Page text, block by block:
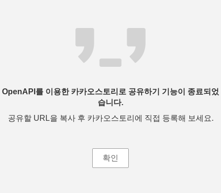
OpenAPI를 이용한 카카오스토리로 공유하기 기능이 종료되었
습니다.
공유할 URL을 복사 후 카카오스토리에 직접 등록해 보세요.
확인